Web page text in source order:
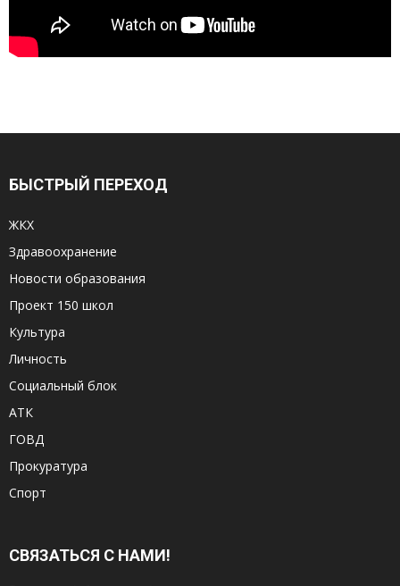
БЫСТРЫЙ ПЕРЕХОД
ЖКХ
Здравоохранение
Новости образования
Проект 150 школ
Культура
Личность
Социальный блок
АТК
ГОВД
Прокуратура
Спорт
СВЯЗАТЬСЯ С НАМИ!